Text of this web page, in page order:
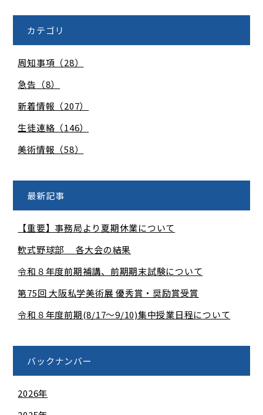
カテゴリ
周知事項（28）
急告（8）
新着情報（207）
生徒連絡（146）
美術情報（58）
最新記事
【重要】事務局より夏期休業について
軟式野球部 各大会の結果
令和８年度前期補講、前期期末試験について
第75回 大阪私学美術展 優秀賞・奨励賞受賞
令和８年度前期(8/17～9/10)集中授業日程について
バックナンバー
2026年